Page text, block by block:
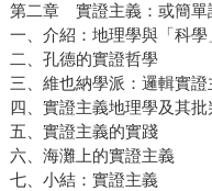
第二章 實證主義：或簡單
一、介紹：地理學與「科學
二、孔德的實證哲學
三、維也納學派：邏輯實證
四、實證主義地理學及其批
五、實證主義的實踐
六、海灘上的實證主義
七、小結：實證主義